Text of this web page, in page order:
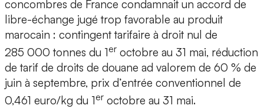
concombres de France condamnait un accord de
libre-échange jugé trop favorable au produit
marocain : contingent tarifaire à droit nul de
285 000 tonnes du 1er octobre au 31 mai, réduction
de tarif de droits de douane ad valorem de 60 % de
juin à septembre, prix d’entrée conventionnel de
0,461 euro/kg du 1er octobre au 31 mai.